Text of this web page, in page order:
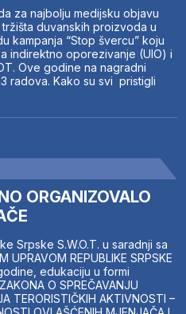
za najbolju medijsku objavu
duvanskih proizvoda u
kampanja “Stop švercu” koju
indirektno oporezivanje (UIO) i
Ove godine na nagradni
radova. Kako su svi pristigli
ORGANIZOVALO
Srpske S.W.O.T. u saradnji sa
REPUBLIKE SRPSKE
edukaciju u formi
O SPREČAVANJU
TERORISTIČKIH AKTIVNOSTI –